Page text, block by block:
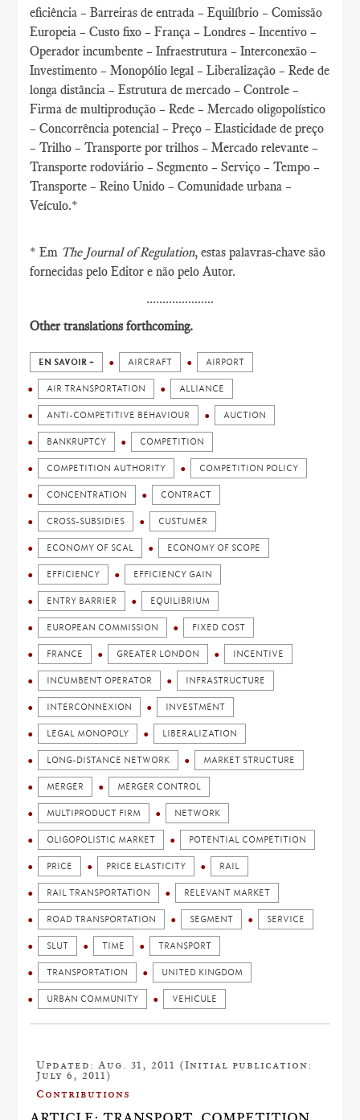
eficiência – Barreiras de entrada – Equilíbrio – Comissão
Europeia – Custo fixo – França – Londres – Incentivo –
Operador incumbente – Infraestrutura – Interconexão –
Investimento – Monopólio legal – Liberalização – Rede de
longa distância – Estrutura de mercado – Controle –
Firma de multiprodução – Rede – Mercado oligopolístico
– Concorrência potencial – Preço – Elasticidade de preço
– Trilho – Transporte por trilhos – Mercado relevante –
Transporte rodoviário – Segmento – Serviço – Tempo –
Transporte – Reino Unido – Comunidade urbana –
Veículo.*
* Em The Journal of Regulation, estas palavras-chave são
fornecidas pelo Editor e não pelo Autor.
.....................
Other translations forthcoming.
EN SAVOIR + AIRCRAFT AIRPORT
AIR TRANSPORTATION ALLIANCE
ANTI-COMPETITIVE BEHAVIOUR AUCTION
BANKRUPTCY COMPETITION
COMPETITION AUTHORITY COMPETITION POLICY
CONCENTRATION CONTRACT
CROSS-SUBSIDIES CUSTUMER
ECONOMY OF SCAL ECONOMY OF SCOPE
EFFICIENCY EFFICIENCY GAIN
ENTRY BARRIER EQUILIBRIUM
EUROPEAN COMMISSION FIXED COST
FRANCE GREATER LONDON INCENTIVE
INCUMBENT OPERATOR INFRASTRUCTURE
INTERCONNEXION INVESTMENT
LEGAL MONOPOLY LIBERALIZATION
LONG-DISTANCE NETWORK MARKET STRUCTURE
MERGER MERGER CONTROL
MULTIPRODUCT FIRM NETWORK
OLIGOPOLISTIC MARKET POTENTIAL COMPETITION
PRICE PRICE ELASTICITY RAIL
RAIL TRANSPORTATION RELEVANT MARKET
ROAD TRANSPORTATION SEGMENT SERVICE
SLUT TIME TRANSPORT
TRANSPORTATION UNITED KINGDOM
URBAN COMMUNITY VEHICULE
Updated: Aug. 31, 2011 (Initial publication:
July 6, 2011)
Contributions